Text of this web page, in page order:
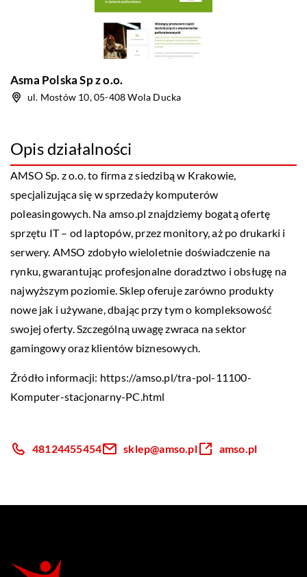
Asma Polska Sp z o.o.
ul. Mostów 10, 05-408 Wola Ducka
Opis działalności
AMSO Sp. z o.o. to firma z siedzibą w Krakowie,
specjalizująca się w sprzedaży komputerów
poleasingowych. Na amso.pl znajdziemy bogatą ofertę
sprzętu IT – od laptopów, przez monitory, aż po drukarki i
serwery. AMSO zdobyło wieloletnie doświadczenie na
rynku, gwarantując profesjonalne doradztwo i obsługę na
najwyższym poziomie. Sklep oferuje zarówno produkty
nowe jak i używane, dbając przy tym o kompleksowość
swojej oferty. Szczególną uwagę zwraca na sektor
gamingowy oraz klientów biznesowych.
Źródło informacji: https://amso.pl/tra-pol-11100-
Komputer-stacjonarny-PC.html
48124455454 sklep@amso.pl amso.pl